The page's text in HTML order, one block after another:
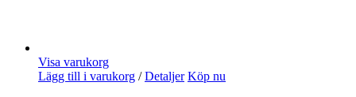
Visa varukorg
Lägg till i varukorg / Detaljer Köp nu